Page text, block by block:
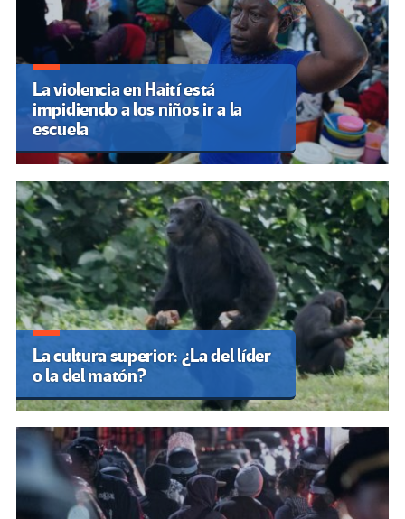
La violencia en Haití está
impidiendo a los niños ir a la
escuela
La cultura superior: ¿La del líder
o la del matón?